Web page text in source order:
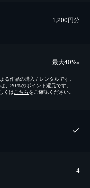
1,200円分
最⼤40%※
る作品の購入 / レンタルです。
、20％のポイント還元です。
くはこちらをご確認ください。
4